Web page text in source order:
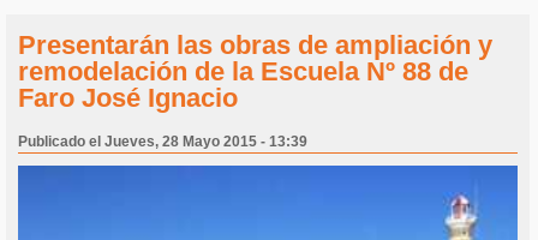
Presentarán las obras de ampliación y
remodelación de la Escuela Nº 88 de
Faro José Ignacio
Publicado el Jueves, 28 Mayo 2015 - 13:39